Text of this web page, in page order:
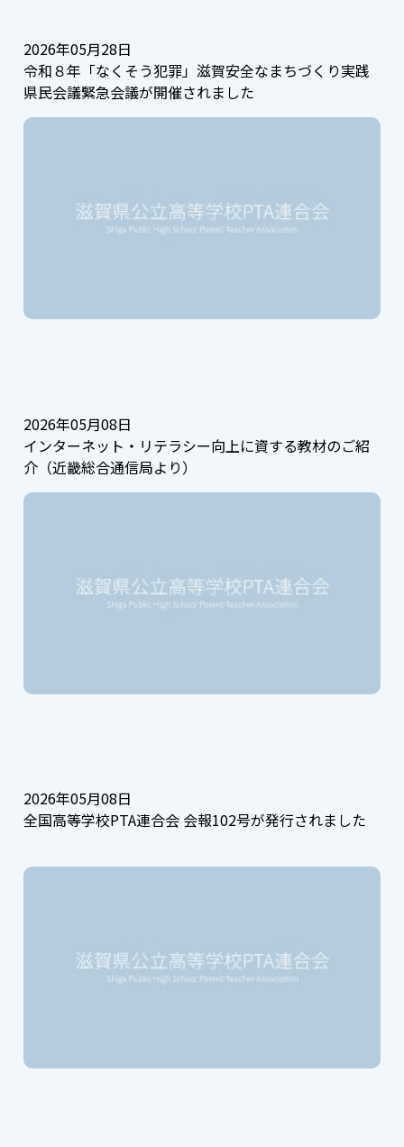
2026年05月28日
令和８年「なくそう犯罪」滋賀安全なまちづくり実践
県民会議緊急会議が開催されました
2026年05月08日
インターネット・リテラシー向上に資する教材のご紹
介（近畿総合通信局より）
2026年05月08日
全国高等学校PTA連合会 会報102号が発行されました